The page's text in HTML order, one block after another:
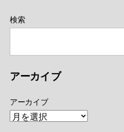
検索
アーカイブ
アーカイブ